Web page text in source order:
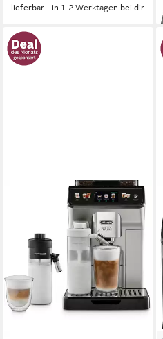
lieferbar - in 1-2 Werktagen bei dir